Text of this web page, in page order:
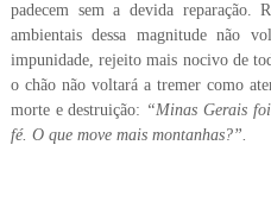
padecem sem a devida reparação.
ambientais dessa magnitude não
impunidade, rejeito mais nocivo de
o chão não voltará a tremer como
morte e destruição: “Minas Gerais
fé. O que move mais montanhas?”.